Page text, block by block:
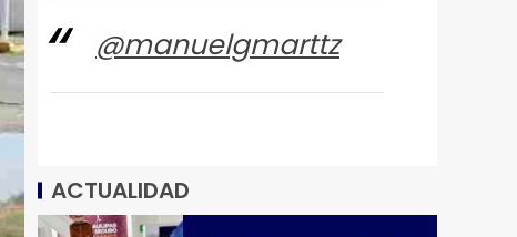
@manuelgmarttz
ACTUALIDAD